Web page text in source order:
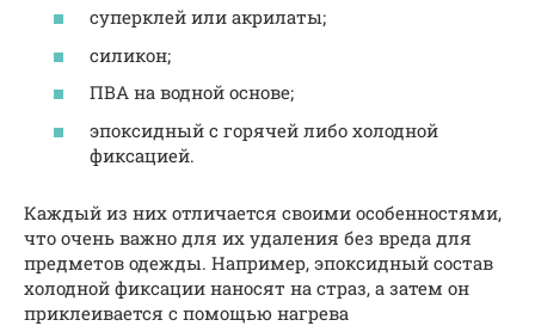
суперклей или акрилаты;
силикон;
ПВА на водной основе;
эпоксидный с горячей либо холодной
фиксацией.
Каждый из них отличается своими особенностями,
что очень важно для их удаления без вреда для
предметов одежды. Например, эпоксидный состав
холодной фиксации наносят на страз, а затем он
приклеивается с помощью нагрева